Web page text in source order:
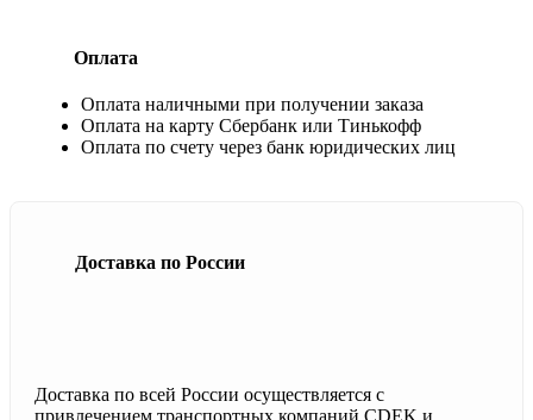
Оплата
Оплата наличными при получении заказа
Оплата на карту Сбербанк или Тинькофф
Оплата по счету через банк юридических лиц
Доставка по России
Доставка по всей России осуществляется с
привлечением транспортных компаний CDEK и